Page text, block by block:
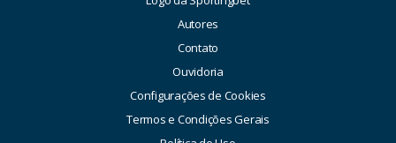
Autores
Contato
Ouvidoria
Configurações de Cookies
Termos e Condições Gerais